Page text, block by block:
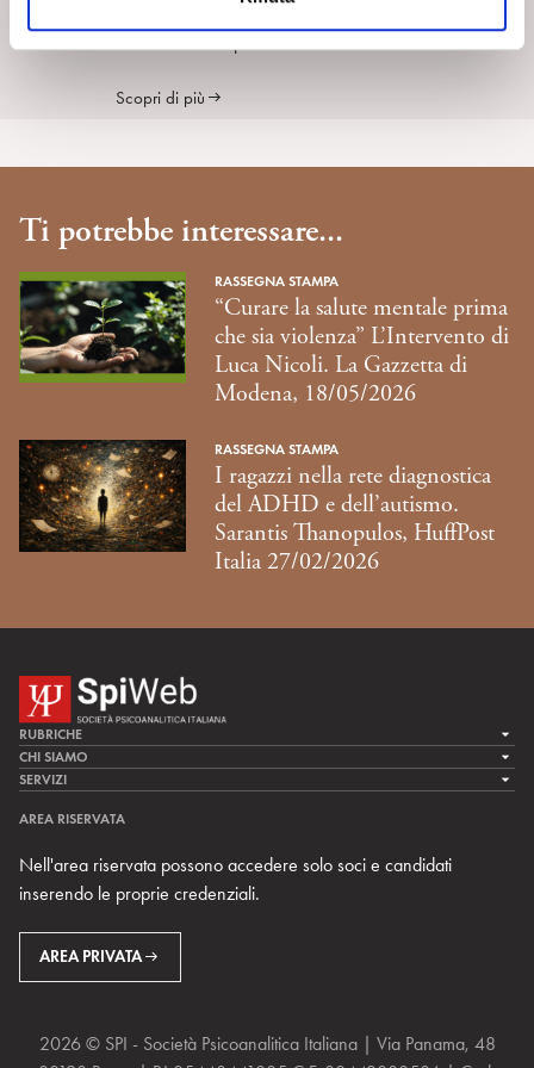
arricchisce nel tempo di nuove voci e di costanti contributi.
Scopri di più
Ti potrebbe interessare...
RASSEGNA STAMPA
“Curare la salute mentale prima
che sia violenza” L’Intervento di
Luca Nicoli. La Gazzetta di
Modena, 18/05/2026
RASSEGNA STAMPA
I ragazzi nella rete diagnostica
del ADHD e dell’autismo.
Sarantis Thanopulos, HuffPost
Italia 27/02/2026
RUBRICHE
LA CURA
LA RICERCA
MULTIMEDIA
CHI SIAMO
LA SPI
TEAM DI SPIWEB
CONTATTI
RIVISTE
SERVIZI
ARCHIVIO STORICO
AREA RISERVATA
Nell'area riservata possono accedere solo soci e candidati
inserendo le proprie credenziali.
AREA PRIVATA
2026 © SPI - Società Psicoanalitica Italiana | Via Panama, 48